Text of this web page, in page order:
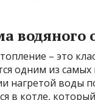
водяного
– это
одним из
нагретой воды
в котле,